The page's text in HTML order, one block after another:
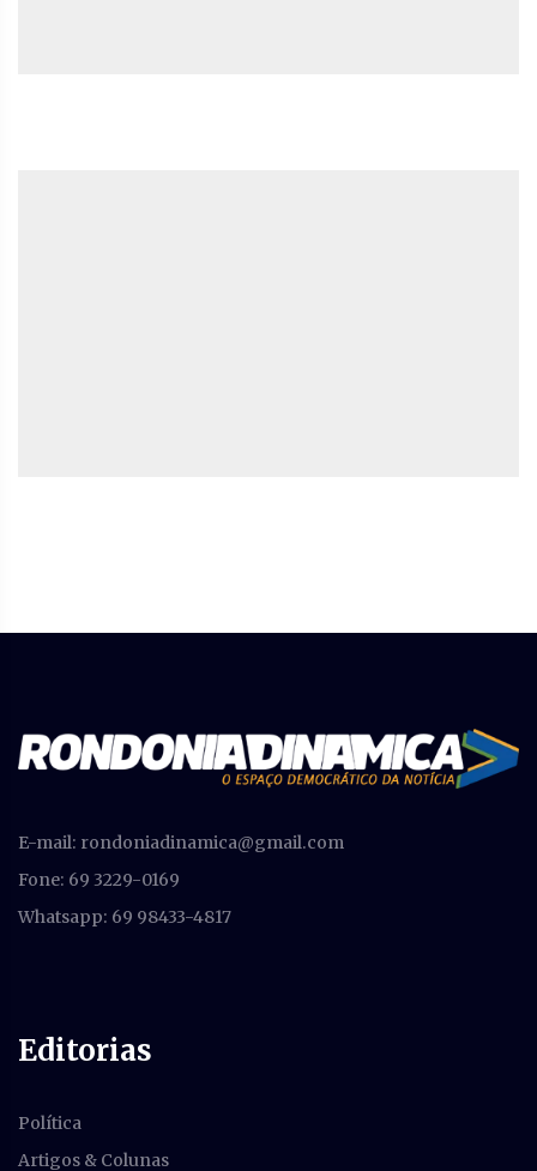
E-mail: rondoniadinamica@gmail.com
Fone: 69 3229-0169
Whatsapp: 69 98433-4817
Editorias
Política
Artigos & Colunas